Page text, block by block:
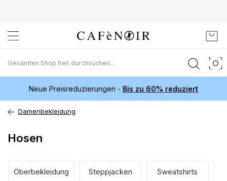
Inhalt
springen
Neue Preisreduzierungen - Bis zu 60% reduziert
Damenbekleidung
Hosen
Oberbekleidung Steppjacken Sweatshirts